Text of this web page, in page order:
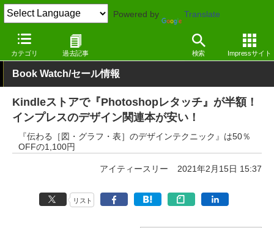
Powered by Translate
カテゴリ 過去記事 検索 Impressサイト
窓の杜 電子書籍・本
Book Watch/セール情報
Kindleストアで『Photoshopレタッチ』が半額！
インプレスのデザイン関連本が安い！
『伝わる［図・グラフ・表］のデザインテクニック』は50％
OFFの1,100円
アイティースリー 2021年2月15日 15:37
リスト